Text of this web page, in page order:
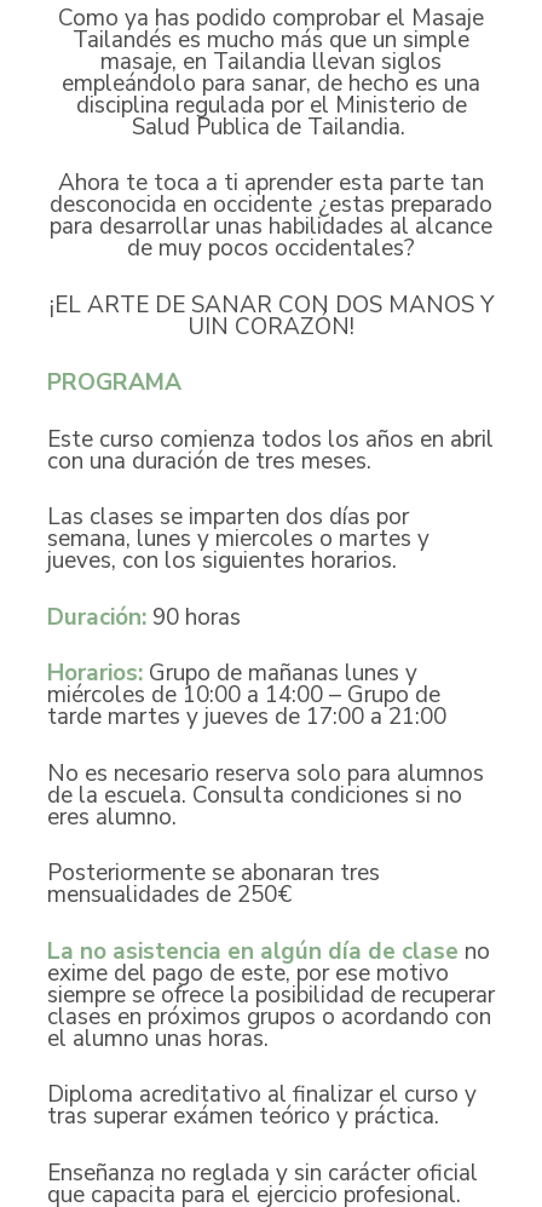
Como ya has podido comprobar el Masaje
Tailandés es mucho más que un simple
masaje, en Tailandia llevan siglos
empleándolo para sanar, de hecho es una
disciplina regulada por el Ministerio de
Salud Publica de Tailandia.
Ahora te toca a ti aprender esta parte tan
desconocida en occidente ¿estas preparado
para desarrollar unas habilidades al alcance
de muy pocos occidentales?
¡EL ARTE DE SANAR CON DOS MANOS Y
UIN CORAZÓN!
PROGRAMA
Este curso comienza todos los años en abril
con una duración de tres meses.
Las clases se imparten dos días por
semana, lunes y miercoles o martes y
jueves, con los siguientes horarios.
Duración: 90 horas
Horarios: Grupo de mañanas lunes y
miércoles de 10:00 a 14:00 – Grupo de
tarde martes y jueves de 17:00 a 21:00
No es necesario reserva solo para alumnos
de la escuela. Consulta condiciones si no
eres alumno.
Posteriormente se abonaran tres
mensualidades de 250€
La no asistencia en algún día de clase no
exime del pago de este, por ese motivo
siempre se ofrece la posibilidad de recuperar
clases en próximos grupos o acordando con
el alumno unas horas.
Diploma acreditativo al finalizar el curso y
tras superar exámen teórico y práctica.
Enseñanza no reglada y sin carácter oficial
que capacita para el ejercicio profesional.